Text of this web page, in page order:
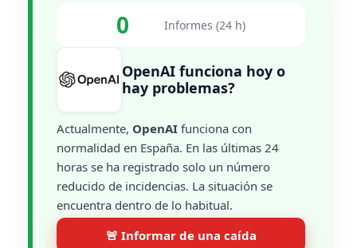
0 Informes (24 h)
OpenAI funciona hoy o
hay problemas?
Actualmente, OpenAI funciona con
normalidad en España. En las últimas 24
horas se ha registrado solo un número
reducido de incidencias. La situación se
encuentra dentro de lo habitual.
🚨 Informar de una caída